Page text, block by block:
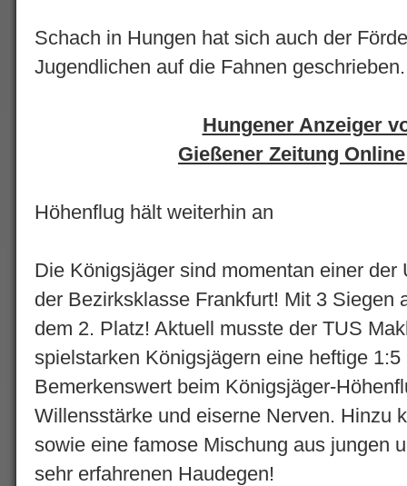
Schach in Hungen hat sich auch der
Jugendlichen auf die Fahnen geschrieben.
Hungener Anzeiger
Gießener Zeitung
Höhenflug hält weiterhin an
Die Königsjäger sind momentan einer
der Bezirksklasse Frankfurt! Mit 3 Siegen
dem 2. Platz! Aktuell musste der TUS
spielstarken Königsjägern eine heftige
Bemerkenswert beim Königsjäger-
Willensstärke und eiserne Nerven. Hinzu
sowie eine famose Mischung aus jungen
sehr erfahrenen Haudegen!